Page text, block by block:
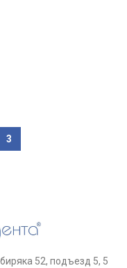
3
52, подъезд 5, 5